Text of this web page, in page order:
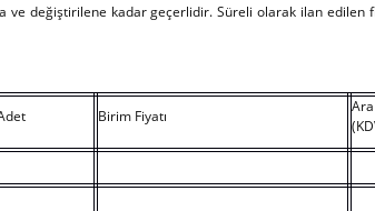
ve değiştirilene kadar geçerlidir. Süreli olarak ilan
Birim Fiyatı